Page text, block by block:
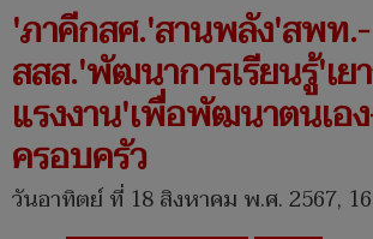
'ภาคีกสศ.'สานพลัง'สพท.-
สสส.'พัฒนาการเรียนรู้'เย
แรงงาน'เพื่อพัฒนาตนเอ
ครอบครัว
วันอาทิตย์ ที่ 18 สิงหาคม พ.ศ. 2567,